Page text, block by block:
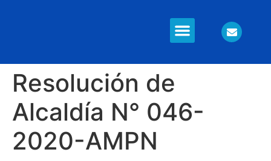
Resolución de
Alcaldía N° 046-
2020-AMPN